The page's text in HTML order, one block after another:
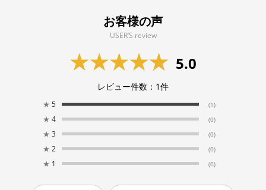
お客様の声
USER’S review
5.0
レビュー件数： 1件
★ 5 (1)
★ 4 (0)
★ 3 (0)
★ 2 (0)
★ 1 (0)